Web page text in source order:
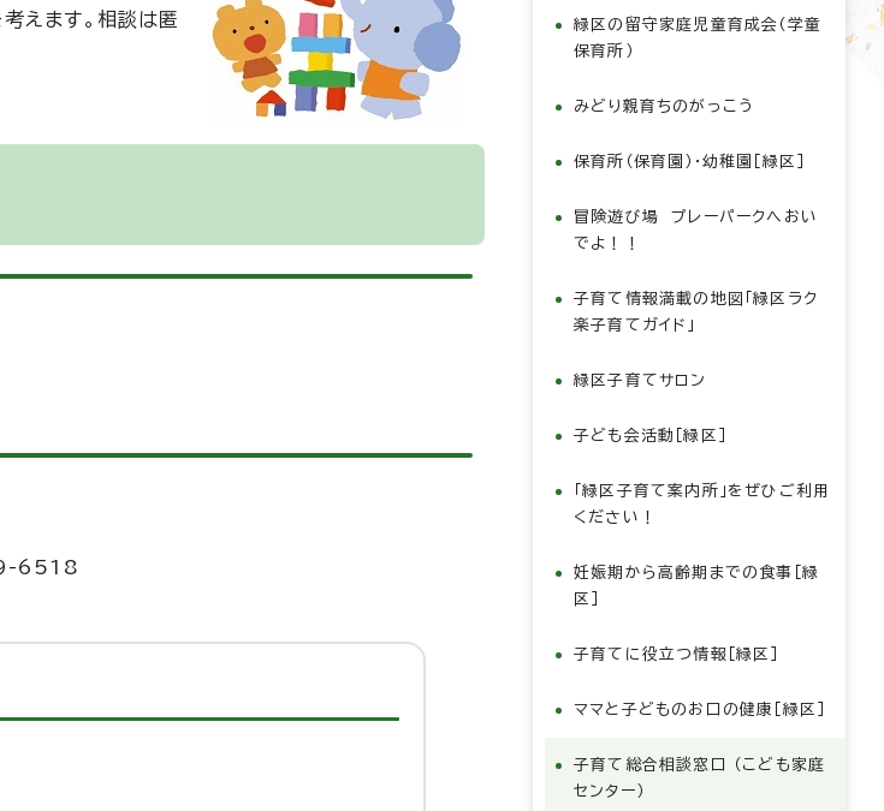
えます。相談は匿
6518
緑区の留守家庭児童育成会（学童
保育所）
みどり親育ちのがっこう
保育所（保育園）・幼稚園［緑区］
冒険遊び場 プレーパークへおい
でよ！！
子育て情報満載の地図「緑区ラク
楽子育てガイド」
緑区子育てサロン
子ども会活動［緑区］
「緑区子育て案内所」をぜひご利用
ください！
妊娠期から高齢期までの食事［緑
区］
子育てに役立つ情報［緑区］
ママと子どものお口の健康［緑区］
子育て総合相談窓口 （こども家庭
センター）